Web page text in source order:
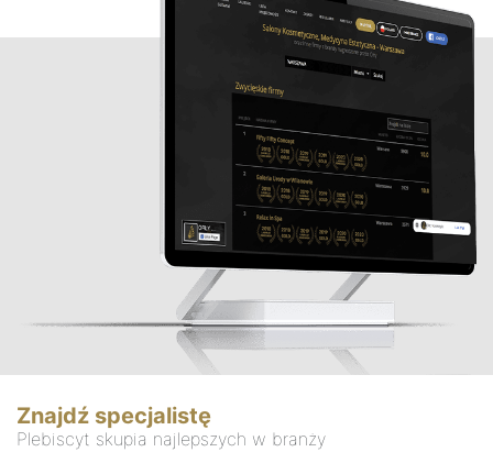
Znajdź specjalistę
Plebiscyt skupia najlepszych w branży